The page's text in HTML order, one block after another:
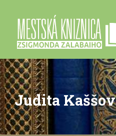
Judita